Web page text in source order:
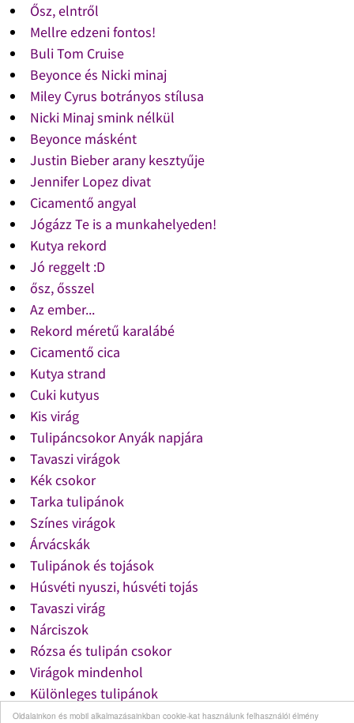
Oldalainkon és mobil alkalmazásainkban cookie-kat használunk felhasználói élmény
Ősz, elntről
Mellre edzeni fontos!
Buli Tom Cruise
Beyonce és Nicki minaj
Miley Cyrus botrányos stílusa
Nicki Minaj smink nélkül
Beyonce másként
Justin Bieber arany kesztyűje
Jennifer Lopez divat
Cicamentő angyal
Jógázz Te is a munkahelyeden!
Kutya rekord
Jó reggelt :D
ősz, ősszel
Az ember...
Rekord méretű karalábé
Cicamentő cica
Kutya strand
Cuki kutyus
Kis virág
Tulipáncsokor Anyák napjára
Tavaszi virágok
Kék csokor
Tarka tulipánok
Színes virágok
Árvácskák
Tulipánok és tojások
Húsvéti nyuszi, húsvéti tojás
Tavaszi virág
Nárciszok
Rózsa és tulipán csokor
Virágok mindenhol
Különleges tulipánok
Tarka rózsa